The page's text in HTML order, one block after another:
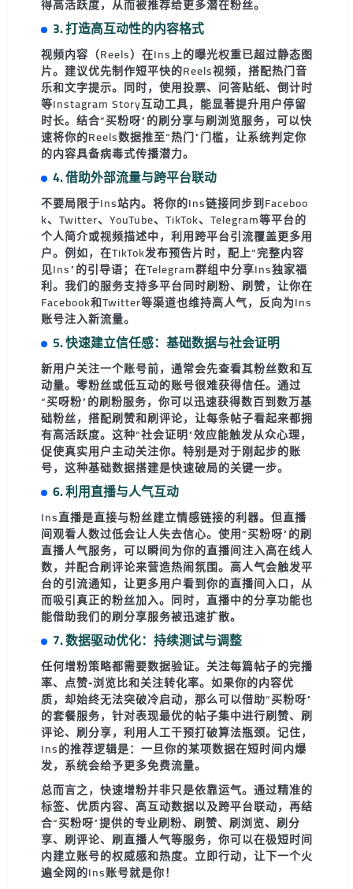
得高活跃度，从而被推荐给更多潜在粉丝。
3. 打造高互动性的内容格式
视频内容（Reels）在Ins上的曝光权重已超过静态图
片。建议优先制作短平快的Reels视频，搭配热门音
乐和文字提示。同时，使用投票、 问答贴纸、 倒计时
等Instagram Story互动工具，能显著提升用户停留
时长。结合“买粉呀”的刷分享与刷浏览服务，可以快
速将你的Reels数据推至“热门”门槛，让系统判定你
的内容具备病毒式传播潜力。
4. 借助外部流量与跨平台联动
不要局限于Ins站内。将你的Ins链接同步到Faceboo
k、Twitter、YouTube、TikTok、Telegram等平台的
个人简介或视频描述中，利用跨平台引流覆盖更多用
户。例如，在TikTok发布预告片时，配上“完整内容
见Ins”的引导语；在Telegram群组中分享Ins独家福
利。我们的服务支持多平台同时刷粉、刷赞，让你在
Facebook和Twitter等渠道也维持高人气，反向为Ins
账号注入新流量。
5. 快速建立信任感：基础数据与社会证明
新用户关注一个账号前，通常会先查看其粉丝数和互
动量。零粉丝或低互动的账号很难获得信任。通过
“买呀粉”的刷粉服务，你可以迅速获得数百到数万基
础粉丝，搭配刷赞和刷评论，让每条帖子看起来都拥
有高活跃度。这种“社会证明”效应能触发从众心理，
促使真实用户主动关注你。特别是对于刚起步的账
号，这种基础数据搭建是快速破局的关键一步。
6. 利用直播与人气互动
Ins直播是直接与粉丝建立情感链接的利器。但直播
间观看人数过低会让人失去信心。使用“买粉呀”的刷
直播人气服务，可以瞬间为你的直播间注入高在线人
数，并配合刷评论来营造热闹氛围。高人气会触发平
台的引流通知，让更多用户看到你的直播间入口，从
而吸引真正的粉丝加入。同时，直播中的分享功能也
能借助我们的刷分享服务被迅速扩散。
7. 数据驱动优化：持续测试与调整
任何增粉策略都需要数据验证。关注每篇帖子的完播
率、 点赞-浏览比和关注转化率。如果你的内容优
质，却始终无法突破冷启动，那么可以借助“买粉呀”
的套餐服务，针对表现最优的帖子集中进行刷赞、刷
评论、刷分享，利用人工干预打破算法瓶颈。记住，
Ins的推荐逻辑是：一旦你的某项数据在短时间内爆
发，系统会给予更多免费流量。
总而言之，快速增粉并非只是依靠运气。通过精准的
标签、优质内容、高互动数据以及跨平台联动，再结
合“买粉呀”提供的专业刷粉、刷赞、刷浏览、刷分
享、刷评论、刷直播人气等服务，你可以在极短时间
内建立账号的权威感和热度。立即行动，让下一个火
遍全网的Ins账号就是你！